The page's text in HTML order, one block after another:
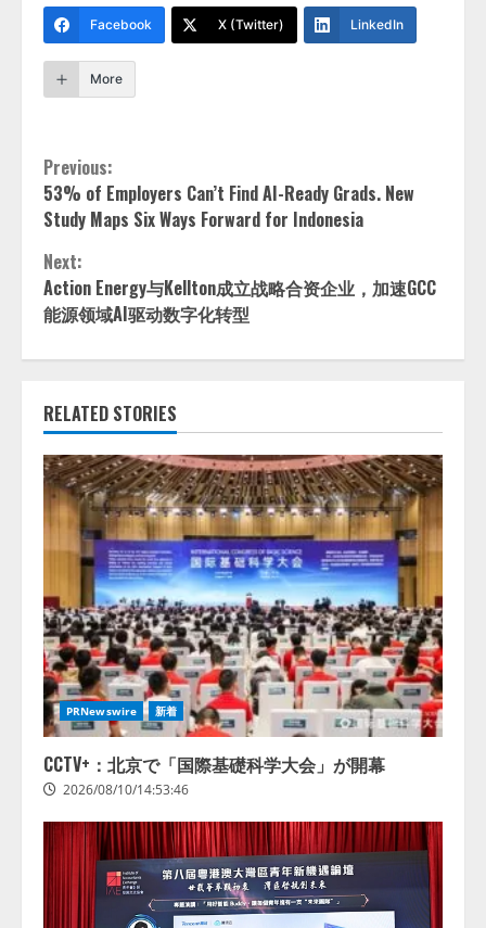
Facebook X (Twitter) LinkedIn
More
Continue
Reading
Previous:
53% of Employers Can’t Find AI-Ready Grads. New
Study Maps Six Ways Forward for Indonesia
Next:
Action Energy与Kellton成立战略合资企业，加速GCC
能源领域AI驱动数字化转型
RELATED STORIES
PRNewswire 新着
CCTV+：北京で「国際基礎科学大会」が開幕
2026/08/10/14:53:46